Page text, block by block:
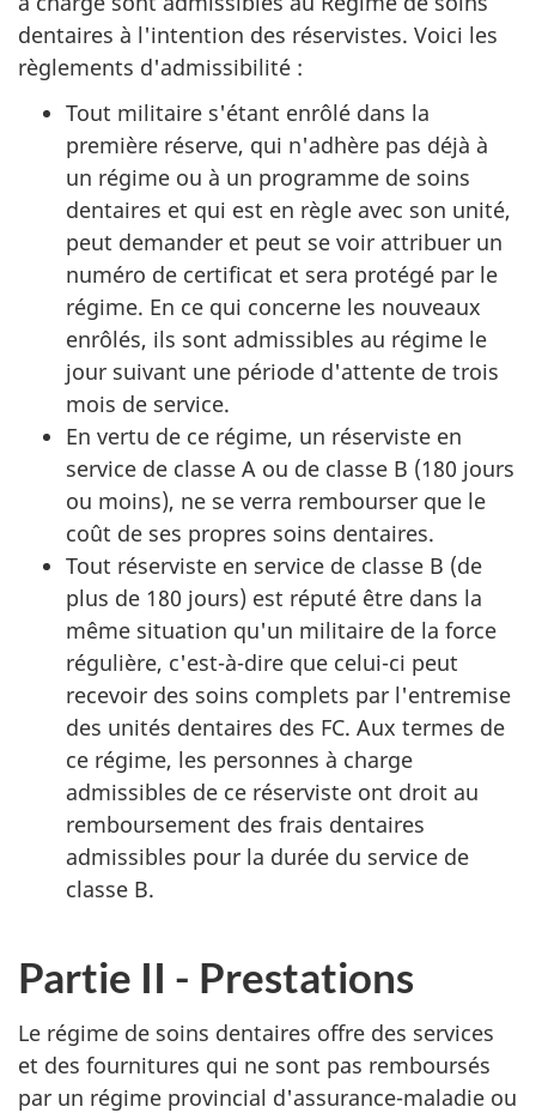
dentaires à l'intention des réservistes. Voici les
règlements d'admissibilité :
Tout militaire s'étant enrôlé dans la
première réserve, qui n'adhère pas déjà à
un régime ou à un programme de soins
dentaires et qui est en règle avec son unité,
peut demander et peut se voir attribuer un
numéro de certificat et sera protégé par le
régime. En ce qui concerne les nouveaux
enrôlés, ils sont admissibles au régime le
jour suivant une période d'attente de trois
mois de service.
En vertu de ce régime, un réserviste en
service de classe A ou de classe B (180 jours
ou moins), ne se verra rembourser que le
coût de ses propres soins dentaires.
Tout réserviste en service de classe B (de
plus de 180 jours) est réputé être dans la
même situation qu'un militaire de la force
régulière, c'est-à-dire que celui-ci peut
recevoir des soins complets par l'entremise
des unités dentaires des FC. Aux termes de
ce régime, les personnes à charge
admissibles de ce réserviste ont droit au
remboursement des frais dentaires
admissibles pour la durée du service de
classe B.
Partie II - Prestations
Le régime de soins dentaires offre des services
et des fournitures qui ne sont pas remboursés
par un régime provincial d'assurance-maladie ou